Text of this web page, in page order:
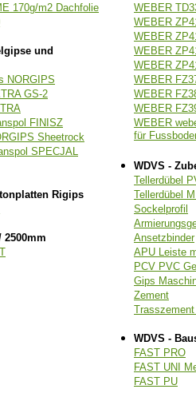
170g/m2 Dachfolie
und
NORGIPS
GS-2
FINISZ
Sheetrock
SPECJAL
Rigips
2500mm
WEBER
WEBER
WEBER
WEBER
WEBER
WEBER
WEBER
WEBER
WEBER
für
WDVS -
Tellerdübel
Tellerdübel
Sockelprofil
Ansetzbinder
APU Leiste
PCV PVC
Gips
Zement
WDVS -
FAST PRO
FAST UNI
FAST PU